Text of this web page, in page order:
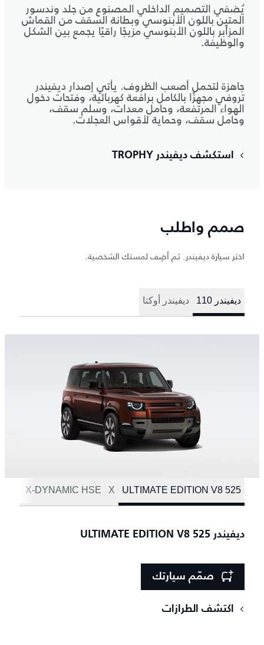
يُضفي التصميم الداخلي المصنوع من جلد وندسور
المتين باللون الأبنوسي وبطانة السقف من القماش
المزأبر باللون الأبنوسي مزيجًا راقيًا يجمع بين الشكل
والوظيفة.
جاهزة لتحمل أصعب الظروف. يأتي إصدار ديفيندر
تروفي مجهزًا بالكامل برافعة كهربائية، وفتحات دخول
الهواء المرتفعة، وحامل معدات، وسلم سقف،
وحامل سقف، وحماية لأقواس العجلات.
استكشف ديفيندر TROPHY
صمم واطلب
اختر سيارة ديفيندر. ثم أضِف لمستك الشخصية.
ديفيندر ‎110 ديفيندر أوكتا
525 ULTIMATE EDITION V8
X
X-DYNAMIC HSE
ديفيندر 525 ULTIMATE EDITION V8
صمّم سيارتك
اكتشف الطرازات